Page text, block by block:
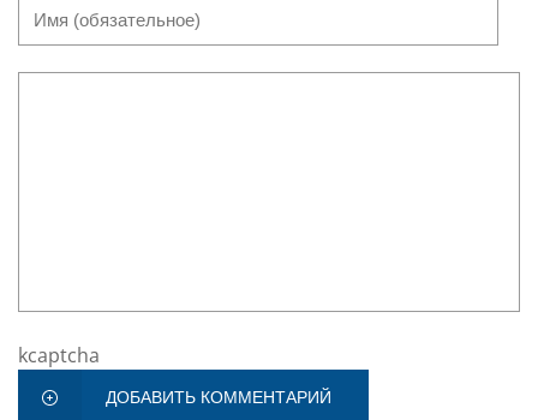
kcaptcha
ДОБАВИТЬ КОММЕНТАРИЙ